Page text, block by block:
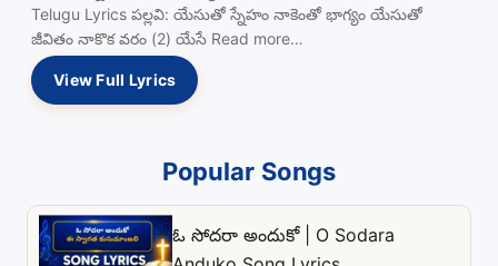
Telugu Lyrics పల్లవి: యేసుతో స్నేహం నాకెంతో భాగ్యం యేసుతో
జీవితం నాకొక వరం (2) యేసే Read more…
View Full Lyrics
Popular Songs
ఓ సోదరా అందుకో | O Sodara